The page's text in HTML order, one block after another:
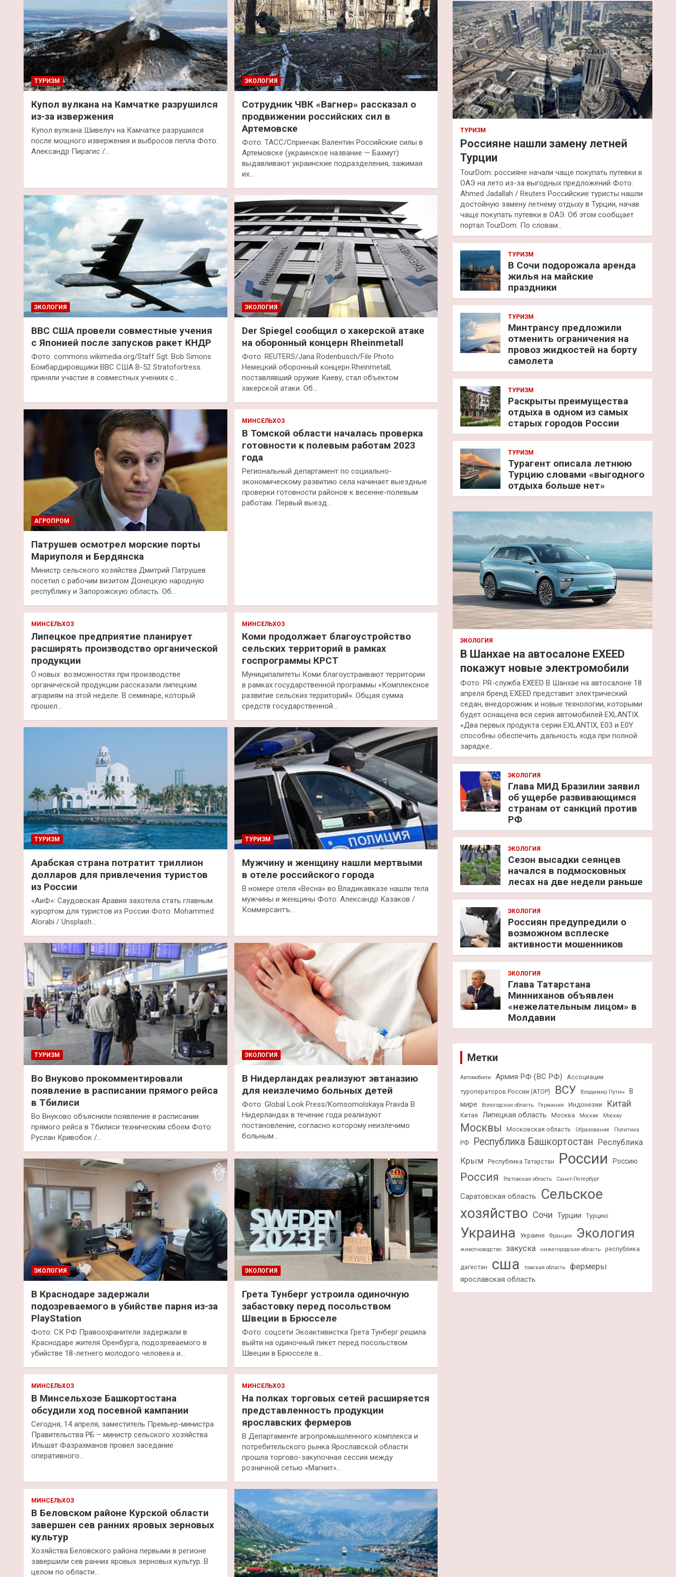
ТУРИЗМ
Купол вулкана на Камчатке разрушился
из-за извержения
Купол вулкана Шивелуч на Камчатке разрушился
после мощного извержения и выбросов пепла Фото:
Александр Пирагис /…
ЭКОЛОГИЯ
Сотрудник ЧВК «Вагнер» рассказал о
продвижении российских сил в
Артемовске
Фото: ТАСС/Спринчак Валентин Российские силы в
Артемовске (украинское название — Бахмут)
выдавливают украинские подразделения, зажимая
их…
ЭКОЛОГИЯ
ВВС США провели совместные учения
с Японией после запусков ракет КНДР
Фото: commons.wikimedia.org/Staff Sgt. Bob Simons
Бомбардировщики ВВС США B-52 Stratofortress
приняли участие в совместных учениях с…
ЭКОЛОГИЯ
Der Spiegel сообщил о хакерской атаке
на оборонный концерн Rheinmetall
Фото: REUTERS/Jana Rodenbusch/File Photo
Немецкий оборонный концерн Rheinmetall,
поставлявший оружие Киеву, стал объектом
хакерской атаки. Об…
АГРОПРОМ
Патрушев осмотрел морские порты
Мариуполя и Бердянска
Министр сельского хозяйства Дмитрий Патрушев
посетил с рабочим визитом Донецкую народную
республику и Запорожскую область. Об…
МИНСЕЛЬХОЗ
В Томской области началась проверка
готовности к полевым работам 2023
года
Региональный департамент по социально-
экономическому развитию села начинает выездные
проверки готовности районов к весенне-полевым
работам. Первый выезд…
МИНСЕЛЬХОЗ
Липецкое предприятие планирует
расширять производство органической
продукции
О новых возможностях при производстве
органической продукции рассказали липецким
аграриям на этой неделе. В семинаре, который
прошел…
МИНСЕЛЬХОЗ
Коми продолжает благоустройство
сельских территорий в рамках
госпрограммы КРСТ
Муниципалитеты Коми благоустраивают территории
в рамках государственной программы «Комплексное
развитие сельских территорий». Общая сумма
средств государственной…
ТУРИЗМ
Арабская страна потратит триллион
долларов для привлечения туристов
из России
«АиФ»: Саудовская Аравия захотела стать главным
курортом для туристов из России Фото: Mohammed
Alorabi / Unsplash…
ТУРИЗМ
Мужчину и женщину нашли мертвыми
в отеле российского города
В номере отеля «Весна» во Владикавказе нашли тела
мужчины и женщины Фото: Александр Казаков /
Коммерсантъ…
ТУРИЗМ
Во Внуково прокомментировали
появление в расписании прямого рейса
в Тбилиси
Во Внуково объяснили появление в расписании
прямого рейса в Тбилиси техническим сбоем Фото:
Руслан Кривобок /…
ЭКОЛОГИЯ
В Нидерландах реализуют эвтаназию
для неизлечимо больных детей
Фото: Global Look Press/Komsomolskaya Pravda В
Нидерландах в течение года реализуют
постановление, согласно которому неизлечимо
больным…
ЭКОЛОГИЯ
В Краснодаре задержали
подозреваемого в убийстве парня из-за
PlayStation
Фото: СК РФ Правоохранители задержали в
Краснодаре жителя Оренбурга, подозреваемого в
убийстве 18-летнего молодого человека и…
ЭКОЛОГИЯ
Грета Тунберг устроила одиночную
забастовку перед посольством
Швеции в Брюсселе
Фото: соцсети Экоактивистка Грета Тунберг решила
выйти на одиночный пикет перед посольством
Швеции в Брюсселе в…
МИНСЕЛЬХОЗ
В Минсельхозе Башкортостана
обсудили ход посевной кампании
Сегодня, 14 апреля, заместитель Премьер-министра
Правительства РБ – министр сельского хозяйства
Ильшат Фазрахманов провел заседание
оперативного…
МИНСЕЛЬХОЗ
На полках торговых сетей расширяется
представленность продукции
ярославских фермеров
В Департаменте агропромышленного комплекса и
потребительского рынка Ярославской области
прошла торгово-закупочная сессия между
розничной сетью «Магнит»…
МИНСЕЛЬХОЗ
В Беловском районе Курской области
завершен сев ранних яровых зерновых
культур
Хозяйства Беловского района первыми в регионе
завершили сев ранних яровых зерновых культур. В
целом по области…
к
ТУРИЗМ
Россияне нашли замену летней
Турции
TourDom: россияне начали чаще покупать путевки в
ОАЭ на лето из-за выгодных предложений Фото:
Ahmed Jadallah / Reuters Российские туристы нашли
достойную замену летнему отдыху в Турции, начав
чаще покупать путевки в ОАЭ. Об этом сообщает
портал TourDom. По словам…
ТУРИЗМ
В Сочи подорожала аренда
жилья на майские
праздники
ТУРИЗМ
Минтрансу предложили
отменить ограничения на
провоз жидкостей на борту
самолета
ТУРИЗМ
Раскрыты преимущества
отдыха в одном из самых
старых городов России
ТУРИЗМ
Турагент описала летнюю
Турцию словами «выгодного
отдыха больше нет»
ЭКОЛОГИЯ
В Шанхае на автосалоне EXEED
покажут новые электромобили
Фото: PR-служба EXEED В Шанхае на автосалоне 18
апреля бренд EXEED представит электрический
седан, внедорожник и новые технологии, которыми
будет оснащена вся серия автомобилей EXLANTIX.
«Два первых продукта серии EXLANTIX, E03 и E0Y
способны обеспечить дальность хода при полной
зарядке…
ЭКОЛОГИЯ
Глава МИД Бразилии заявил
об ущербе развивающимся
странам от санкций против
РФ
ЭКОЛОГИЯ
Сезон высадки сеянцев
начался в подмосковных
лесах на две недели раньше
ЭКОЛОГИЯ
Россиян предупредили о
возможном всплеске
активности мошенников
ЭКОЛОГИЯ
Глава Татарстана
Минниханов объявлен
«нежелательным лицом» в
Молдавии
Метки
Автомобили Армия РФ (ВС РФ)
Ассоциации
туроператоров России (АТОР)
ВСУ Владимир Путин
В
мире
Вологодская область Германия Индонезии Китай
Китая Липецкая область Москва Москве Москву
Москвы Московская область Образование Политика
РФ Республика Башкортостан Республика
Крым
Республика Татарстан России Россию
Россия Ростовская область Санкт-Петербург
Саратовская область
Сельское
хозяйство Сочи Турции Турцию
Украина Украине Франция Экология
животноводство закуска нижегородская область республика
дагестан сша томская область фермеры
ярославская область